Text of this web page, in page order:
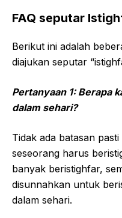
FAQ seputar
Berikut ini adalah
diajukan seputar
Pertanyaan 1: Berapa
dalam sehari?
Tidak ada batasan
seseorang harus
banyak beristighfar,
disunnahkan untuk
dalam sehari.